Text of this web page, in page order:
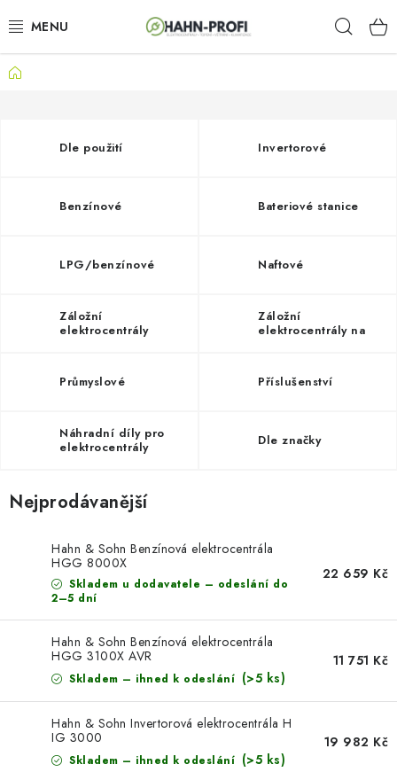
na
KLIMATIZACE
STAVEBNÍ TECHNIKA
AKU NÁŘADÍ
ELEKTRICKÉ KRBY
OUTLET
Obchodní podmínky FAQ Servis Reklamace
Ceny přepravy
Ochrana osobních údajů
Náhradní díly Könner & Söhnen
Slovník pojmů
Zpětný odběr elektrozařízení a baterií
Návody
Novinky Blog Reference Katalog
Domů
Dle použití Invertorové
Benzínové Bateriové stanice
LPG/benzínové Naftové
Záložní
elektrocentrály
Záložní
elektrocentrály na
Průmyslové Příslušenství
Náhradní díly pro
elektrocentrály
Dle značky
Nejprodávanější
Hahn & Sohn Benzínová elektrocentrála
HGG 8000X
Skladem u dodavatele – odeslání do
2–5 dní
22 659 Kč
Hahn & Sohn Benzínová elektrocentrála
HGG 3100X AVR
Skladem – ihned k odeslání (>5 ks)
11 751 Kč
Hahn & Sohn Invertorová elektrocentrála H
IG 3000
Skladem – ihned k odeslání (>5 ks)
19 982 Kč